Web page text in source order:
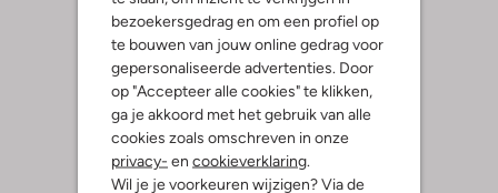
bezoekersgedrag en om een profiel op
te bouwen van jouw online gedrag voor
gepersonaliseerde advertenties. Door
op "Accepteer alle cookies" te klikken,
ga je akkoord met het gebruik van alle
cookies zoals omschreven in onze
privacy- en cookieverklaring
Wil je je voorkeuren wijzigen? Via de